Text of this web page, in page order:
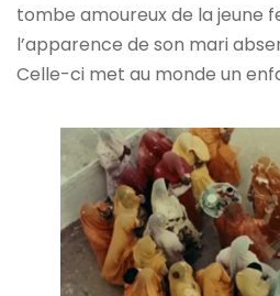
tombe amoureux de la jeune
l’apparence de son mari
Celle-ci met au monde un